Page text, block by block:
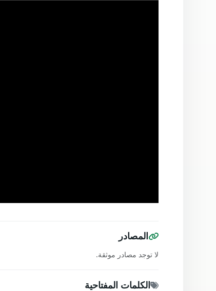
المصادر
لا توجد مصادر موثقة.
الكلمات المفتاحية